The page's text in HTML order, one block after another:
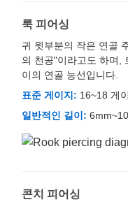
룩 피어싱
귀 윗부분의 작은 연골
의 천공"이라고도 하며,
이의 연골 능선입니다.
표준 게이지: 16~18 게
일반적인 길이:
콘치 피어싱